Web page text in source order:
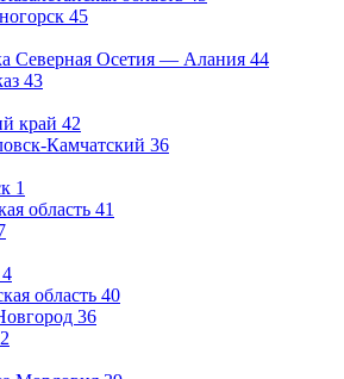
45
Северная Осетия — Алания 44
43
край 42
Камчатский 36
1
область 41
4
область 40
36
2